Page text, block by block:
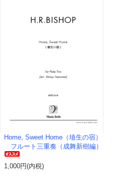
Home, Sweet Home（埴生の宿）
フルート三重奏（成舞新樹編）
1,000円(内税)